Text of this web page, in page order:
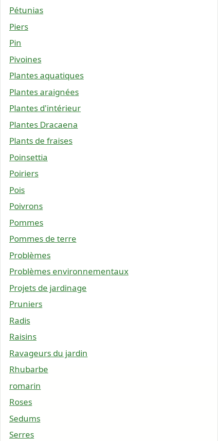
Pétunias
Piers
Pin
Pivoines
Plantes aquatiques
Plantes araignées
Plantes d'intérieur
Plantes Dracaena
Plants de fraises
Poinsettia
Poiriers
Pois
Poivrons
Pommes
Pommes de terre
Problèmes
Problèmes environnementaux
Projets de jardinage
Pruniers
Radis
Raisins
Ravageurs du jardin
Rhubarbe
romarin
Roses
Sedums
Serres